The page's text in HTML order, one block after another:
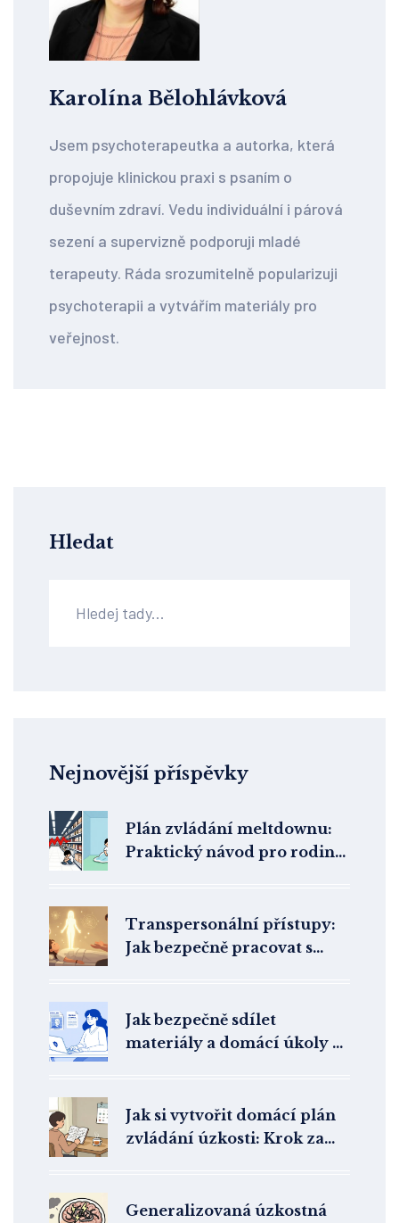
Karolína Bělohlávková
Jsem psychoterapeutka a autorka, která
propojuje klinickou praxi s psaním o
duševním zdraví. Vedu individuální i párová
sezení a supervizně podporuji mladé
terapeuty. Ráda srozumitelně popularizuji
psychoterapii a vytvářím materiály pro
veřejnost.
Hledat
Nejnovější příspěvky
Plán zvládání meltdownu:
Praktický návod pro rodinu
Transpersonální přístupy:
Jak bezpečně pracovat s
Jak bezpečně sdílet
materiály a domácí úkoly v
Jak si vytvořit domácí plán
zvládání úzkosti: Krok za
Generalizovaná úzkostná